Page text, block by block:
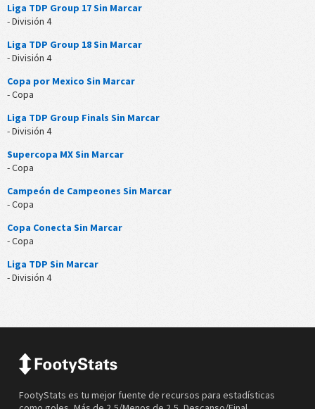
Liga TDP Group 17 Sin Marcar
- División 4
Liga TDP Group 18 Sin Marcar
- División 4
Copa por Mexico Sin Marcar
- Copa
Liga TDP Group Finals Sin Marcar
- División 4
Supercopa MX Sin Marcar
- Copa
Campeón de Campeones Sin Marcar
- Copa
Copa Conecta Sin Marcar
- Copa
Liga TDP Sin Marcar
- División 4
FootyStats es tu mejor fuente de recursos para estadísticas